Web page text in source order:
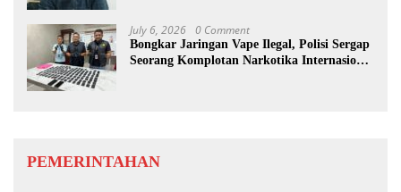
July 6, 2026 0 Comment
Bongkar Jaringan Vape Ilegal, Polisi Sergap
Seorang Komplotan Narkotika Internasional
PEMERINTAHAN